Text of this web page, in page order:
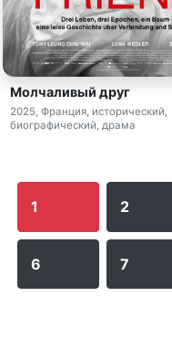
Молчаливый друг
2025, Франция, исторический,
биографический, драма
1 2
6 7